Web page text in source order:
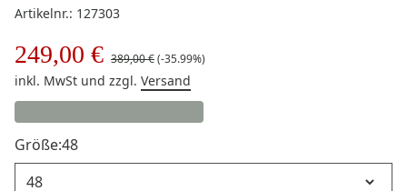
Artikelnr.: 127303
249,00 € 389,00 €(-35.99%)
inkl. MwSt und zzgl. Versand
Größe:48